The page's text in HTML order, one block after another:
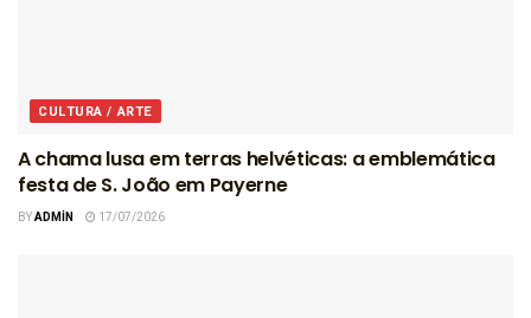
CULTURA / ARTE
A chama lusa em terras helvéticas: a emblemática
festa de S. João em Payerne
BYADMIN 17/07/2026